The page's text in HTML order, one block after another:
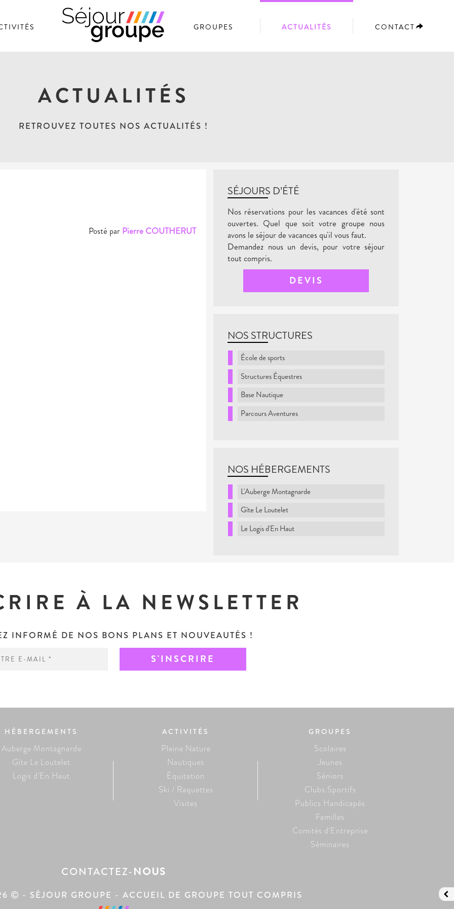
SÉJOUR GROUPE GROUPES ACTUALITÉS CONTACT
ACTUALITÉS
RETROUVEZ TOUTES NOS ACTUALITÉS !
Posté par Pierre COUTHERUT
SÉJOURS D’ÉTÉ
Nos réservations pour les vacances d'été sont
ouvertes. Quel que soit votre groupe nous
avons le séjour de vacances qu'il vous faut.
Demandez nous un devis, pour votre séjour
tout compris.
DEVIS
NOS STRUCTURES
École de sports
Structures Équestres
Base Nautique
Parcours Aventures
NOS HÉBERGEMENTS
L'Auberge Montagnarde
Gîte Le Loutelet
Le Logis d'En Haut
À LA NEWSLETTER
INFORMÉ DE NOS BONS PLANS ET NOUVEAUTÉS !
HÉBERGEMENTS
Auberge Montagnarde
Gîte Le Loutelet
Logis d'En Haut
ACTIVITÉS
Pleine Nature
Nautiques
Équitation
Ski / Raquettes
Visites
GROUPES
Scolaires
Jeunes
Séniors
Clubs Sportifs
Publics Handicapés
Familles
Comités d'Entreprise
Séminaires
CONTACTEZ-NOUS
- SÉJOUR GROUPE - ACCUEIL DE GROUPE TOUT COMPRIS